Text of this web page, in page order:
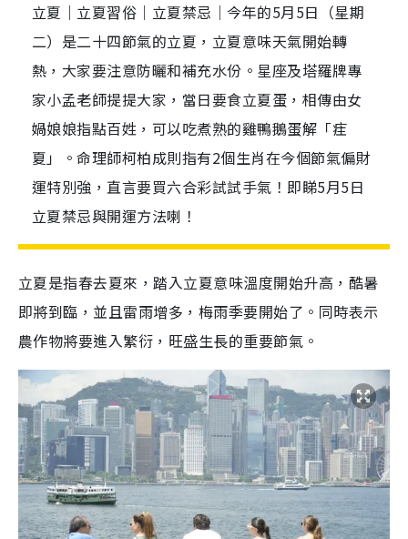
立夏｜立夏習俗｜立夏禁忌｜今年的5月5日（星期
二）是二十四節氣的立夏，立夏意味天氣開始轉
熱，大家要注意防曬和補充水份。星座及塔羅牌專
家小孟老師提提大家，當日要食立夏蛋，相傳由女
媧娘娘指點百姓，可以吃煮熟的雞鴨鵝蛋解「疰
夏」。命理師柯柏成則指有2個生肖在今個節氣偏財
運特別強，直言要買六合彩試試手氣！即睇5月5日
立夏禁忌與開運方法喇！
立夏是指春去夏來，踏入立夏意味溫度開始升高，酷暑
即將到臨，並且雷雨增多，梅雨季要開始了。同時表示
農作物將要進入繁衍，旺盛生長的重要節氣。